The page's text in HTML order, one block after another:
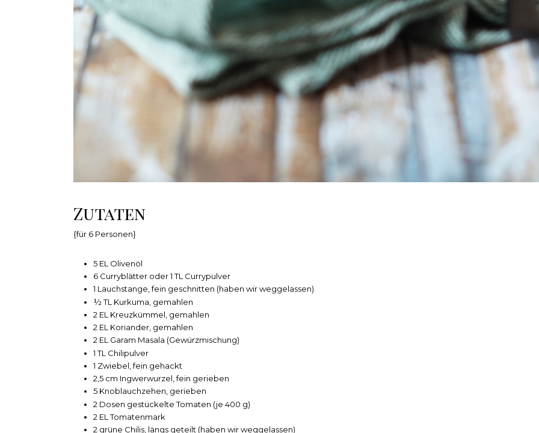
Zutaten
{für 6 Personen}
5 EL Olivenöl
6 Curryblätter oder 1 TL Currypulver
1 Lauchstange, fein geschnitten (haben wir weggelassen)
½ TL Kurkuma, gemahlen
2 EL Kreuzkümmel, gemahlen
2 EL Koriander, gemahlen
2 EL Garam Masala (Gewürzmischung)
1 TL Chilipulver
1 Zwiebel, fein gehackt
2,5 cm Ingwerwurzel, fein gerieben
5 Knoblauchzehen, gerieben
2 Dosen gestückelte Tomaten (je 400 g)
2 EL Tomatenmark
2 grüne Chilis, längs geteilt (haben wir weggelassen)